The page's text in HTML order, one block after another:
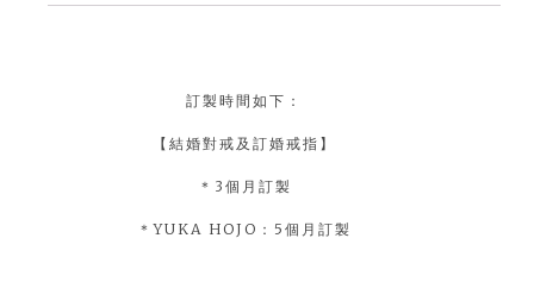
訂製時間如下：
【結婚對戒及訂婚戒指】
＊3個月訂製
＊YUKA HOJO：5個月訂製